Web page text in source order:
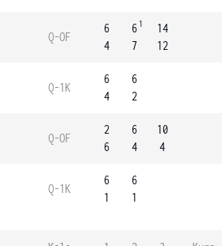
Q-OF
6
4
6 1
7
14
12
Q-1K
6
4
6
2
Q-OF
2
6
6
4
10
4
Q-1K
6
1
6
1